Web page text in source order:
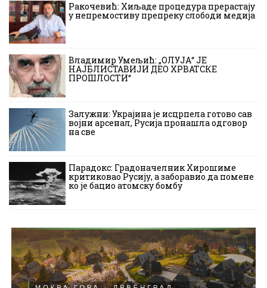
Ракочевић: Хиљаде процедура прерастају
у непремостиву препреку слободи медија
Владимир Умељић: „ОЛУЈА“ ЈЕ
НАЈБЛИСТАВИЈИ ДЕО ХРВАТСКЕ
ПРОШЛОСТИ“
Залужни: Украјина је исцрпела готово сав
војни арсенал, Русија пронашла одговор
на све
Парадокс: Градоначелник Хирошиме
критиковао Русију, а заборавио да помене
ко је бацио атомску бомбу